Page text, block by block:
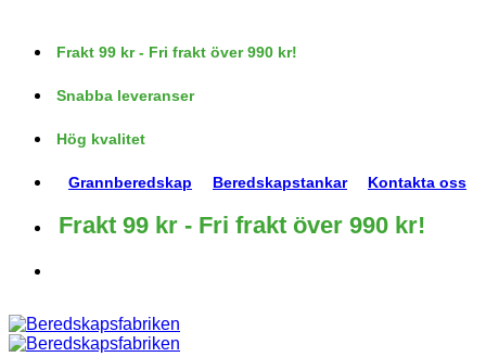
contentFrakt 99 kr - Fri frakt över 990 kr!
Snabba leveranser
Hög kvalitet
Grannberedskap Beredskapstankar Kontakta oss
Frakt 99 kr - Fri frakt över 990 kr!